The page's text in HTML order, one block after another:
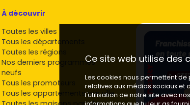
À découvrir
Toutes les villes
Tous les départements
Toutes les régions
Nos derniers programmes
neufs
Tous les promoteurs
Tous les appartements par ville
Ce site web utilise des
Les cookies nous permettent
relatives aux médias sociaux et
l'utilisation de notre site avec